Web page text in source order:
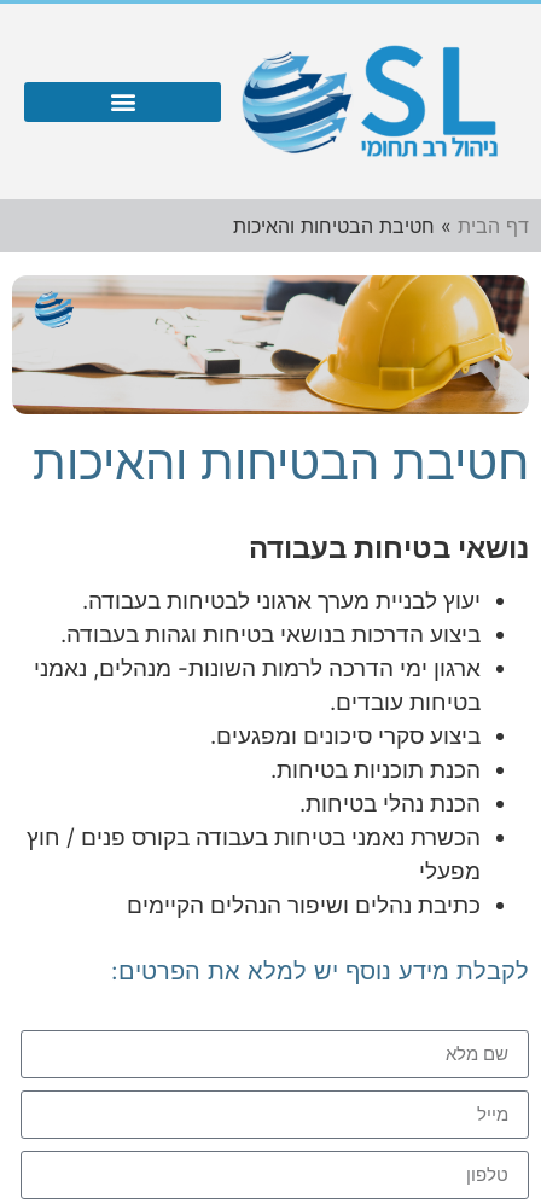
דף הבית » חטיבת הבטיחות והאיכות
חטיבת הבטיחות והאיכות
נושאי בטיחות בעבודה
יעוץ לבניית מערך ארגוני לבטיחות בעבודה.
ביצוע הדרכות בנושאי בטיחות וגהות בעבודה.
ארגון ימי הדרכה לרמות השונות- מנהלים, נאמני
בטיחות עובדים.
ביצוע סקרי סיכונים ומפגעים.
הכנת תוכניות בטיחות.
הכנת נהלי בטיחות.
הכשרת נאמני בטיחות בעבודה בקורס פנים / חוץ
מפעלי
כתיבת נהלים ושיפור הנהלים הקיימים
לקבלת מידע נוסף יש למלא את הפרטים: